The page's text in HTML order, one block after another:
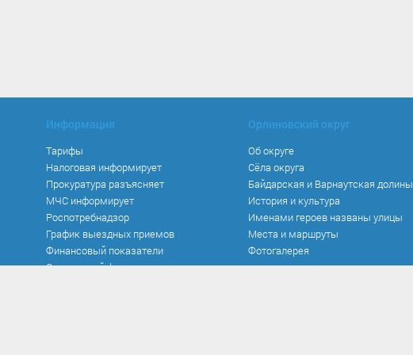
Информация
Тарифы
Налоговая информирует
Прокуратура разъясняет
МЧС информирует
Роспотребнадзор
График выездных приемов
Финансовый показатели
Социальный фонд
Орлиновский округ
Об округе
Сёла округа
Байдарская и Варнаутская долины
История и культура
Именами героев названы улицы
Места и маршруты
Фотогалерея